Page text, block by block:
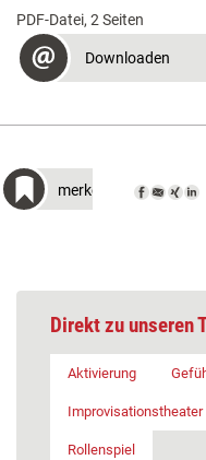
PDF-Datei, 2 Seiten
Downloaden
merken
Direkt zu unseren
Aktivierung
Improvisationstheater
Rollenspiel